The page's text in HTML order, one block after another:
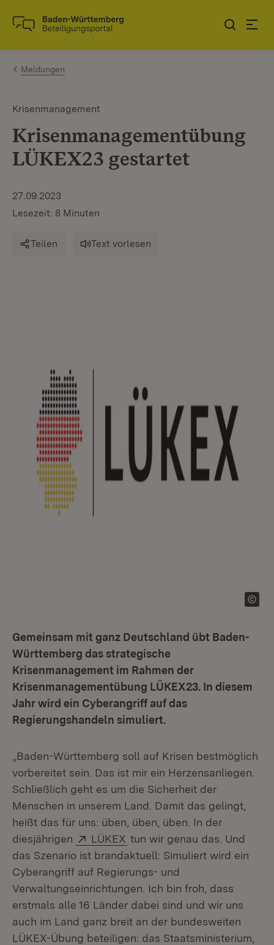
Zum Inhalt springen
Link zur Startseite
Meldungen
Krisenmanagement
Krisenmanagementübung
LÜKEX23 gestartet
27.09.2023
Lesezeit: 8 Minuten
Teilen Text vorlesen
Gemeinsam mit ganz Deutschland übt Baden-
Württemberg das strategische
Krisenmanagement im Rahmen der
Krisenmanagementübung LÜKEX23. In diesem
Jahr wird ein Cyberangriff auf das
Regierungshandeln simuliert.
„Baden-Württemberg soll auf Krisen bestmöglich
vorbereitet sein. Das ist mir ein Herzensanliegen.
Schließlich geht es um die Sicherheit der
Menschen in unserem Land. Damit das gelingt,
heißt das für uns: üben, üben, üben. In der
diesjährigen
Extern:
LÜKEX (Öffnet in neuem Fenster)
tun wir genau das. Und
das Szenario ist brandaktuell: Simuliert wird ein
Cyberangriff auf Regierungs- und
Verwaltungseinrichtungen. Ich bin froh, dass
erstmals alle 16 Länder dabei sind und wir uns
auch im Land ganz breit an der bundesweiten
LÜKEX-Übung beteiligen: das Staatsministerium,